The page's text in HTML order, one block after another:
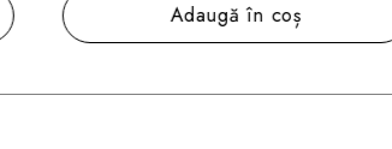
Adaugă în coș